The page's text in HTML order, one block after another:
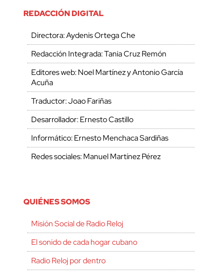
REDACCIÓN DIGITAL
Directora: Aydenis Ortega Che
Redacción Integrada: Tania Cruz Remón
Editores web: Noel Martínez y Antonio García
Acuña
Traductor: Joao Fariñas
Desarrollador: Ernesto Castillo
Informático: Ernesto Menchaca Sardiñas
Redes sociales: Manuel Martínez Pérez
QUIÉNES SOMOS
Misión Social de Radio Reloj
El sonido de cada hogar cubano
Radio Reloj por dentro